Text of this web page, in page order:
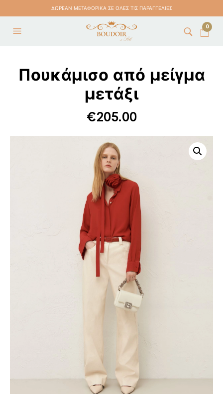
ΔΩΡΕΑΝ ΜΕΤΑΦΟΡΙΚΑ ΣΕ ΟΛΕΣ ΤΙΣ ΠΑΡΑΓΓΕΛΙΕΣ
0
Πουκάμισο από μείγμα
μετάξι
€205.00